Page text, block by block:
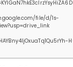
file/d/1s-